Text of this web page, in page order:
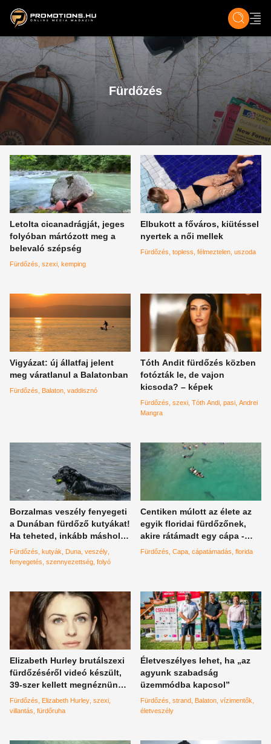
ZENE, FILM & KULT ÉLET TECH &
Fürdőzés
Letolta cicanadrágját, jeges
folyóban mártózott meg a
belevaló szépség
Fürdőzés szexi kemping
Elbukott a főváros, kiütéssel
nyertek a női mellek
Fürdőzés topless félmeztelen uszoda
Vigyázat: új állatfaj jelent
meg váratlanul a Balatonban
Fürdőzés Balaton vaddisznó
Tóth Andit fürdőzés közben
fotózták le, de vajon
kicsoda? – képek
Fürdőzés szexi Tóth Andi pasi Andrei
Mangra
Borzalmas veszély fenyegeti
a Dunában fürdőző kutyákat!
Ha teheted, inkább máshol
hűsítsd le a
házikedvencedet!
Fürdőzés kutyák Duna veszély
fenyegetés szennyezettség folyó
Centiken múlott az élete az
egyik floridai fürdőzőnek,
akire rátámadt egy cápa -
videó
Fürdőzés Capa cápatámadás florida
Elizabeth Hurley brutálszexi
fürdőzéséről videó készült,
39-szer kellett megnéznünk,
hogy beteljünk a látvánnyal
Fürdőzés Elizabeth Hurley szexi
villantás fürdőruha
Életveszélyes lehet, ha „az
agyunk szabadság
üzemmódba kapcsol”
Fürdőzés strand Balaton vízimentők
életveszély